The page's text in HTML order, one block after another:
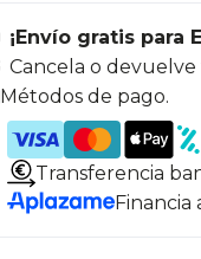
¡Envío gratis para
Cancela o
Métodos de pago.
Transferencia
Financia